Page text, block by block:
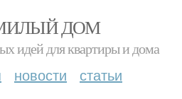
ДОМ
идей для квартиры и дома
новости статьи